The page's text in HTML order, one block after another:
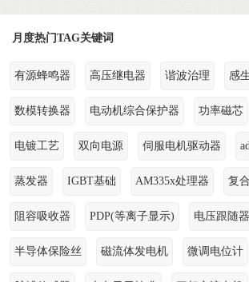
月度热门TAG关键词
有源蜂鸣器 高压继电器 谐波治理 感
数模转换器 电动机综合保护器 功率磁芯
电镀工艺 双向电源 伺服电机驱动器
蒸发器 IGBT基础 AM335x处理器 复
阻容吸收器 PDP(等离子显示) 电压跟随
半导体保险丝 磁流体发电机 微调电位计